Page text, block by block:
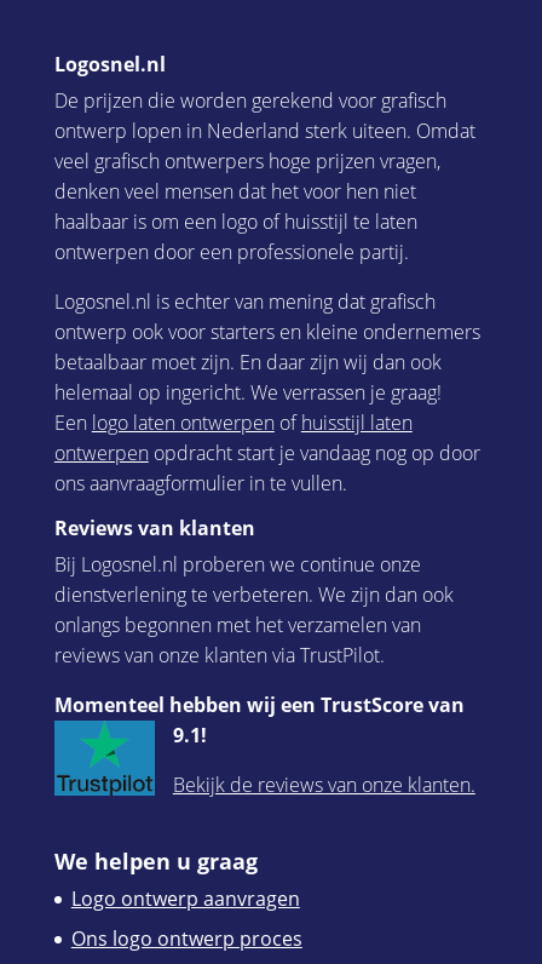
Logosnel.nl
De prijzen die worden gerekend voor grafisch
ontwerp lopen in Nederland sterk uiteen. Omdat
veel grafisch ontwerpers hoge prijzen vragen,
denken veel mensen dat het voor hen niet
haalbaar is om een logo of huisstijl te laten
ontwerpen door een professionele partij.
Logosnel.nl is echter van mening dat grafisch
ontwerp ook voor starters en kleine ondernemers
betaalbaar moet zijn. En daar zijn wij dan ook
helemaal op ingericht. We verrassen je graag!
Een logo laten ontwerpenofhuisstijl laten
ontwerpenopdracht start je vandaag nog op door
ons aanvraagformulier in te vullen.
Reviews van klanten
Bij Logosnel.nl proberen we continue onze
dienstverlening te verbeteren. We zijn dan ook
onlangs begonnen met het verzamelen van
reviews van onze klanten via TrustPilot.
Momenteel hebben wij een TrustScore van
9.1!
Bekijk de reviews van onze klanten.
We helpen u graag
Logo ontwerp aanvragen
Ons logo ontwerp proces